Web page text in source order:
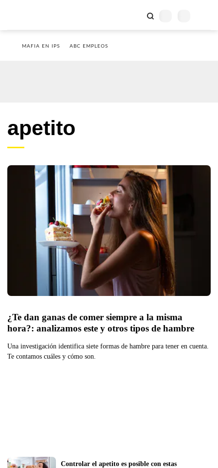
MAFIA EN IPS ABC EMPLEOS
apetito
¿Te dan ganas de comer siempre a la misma
hora?: analizamos este y otros tipos de hambre
Una investigación identifica siete formas de hambre para tener en cuenta.
Te contamos cuáles y cómo son.
Controlar el apetito es posible con estas